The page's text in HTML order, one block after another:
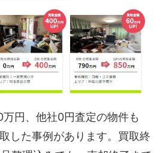
円、他社0円査定の物件も
した事例があります。買取終